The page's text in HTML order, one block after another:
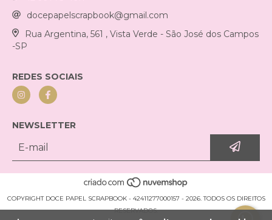
docepapelscrapbook@gmail.com
Rua Argentina, 561 , Vista Verde - São José dos Campos
-SP
REDES SOCIAIS
NEWSLETTER
COPYRIGHT DOCE PAPEL SCRAPBOOK - 42411277000157 - 2026. TODOS OS DIREITOS
RESERVADOS.